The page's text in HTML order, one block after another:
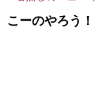
こーのやろう！